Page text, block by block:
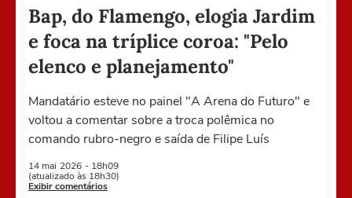
Bap, do Flamengo, elogia Jardim
e foca na tríplice coroa: "Pelo
elenco e planejamento"
Mandatário esteve no painel "A Arena do Futuro" e
voltou a comentar sobre a troca polêmica no
comando rubro-negro e saída de Filipe Luís
14 mai 2026 - 18h09
(atualizado às 18h30)
Exibir comentários